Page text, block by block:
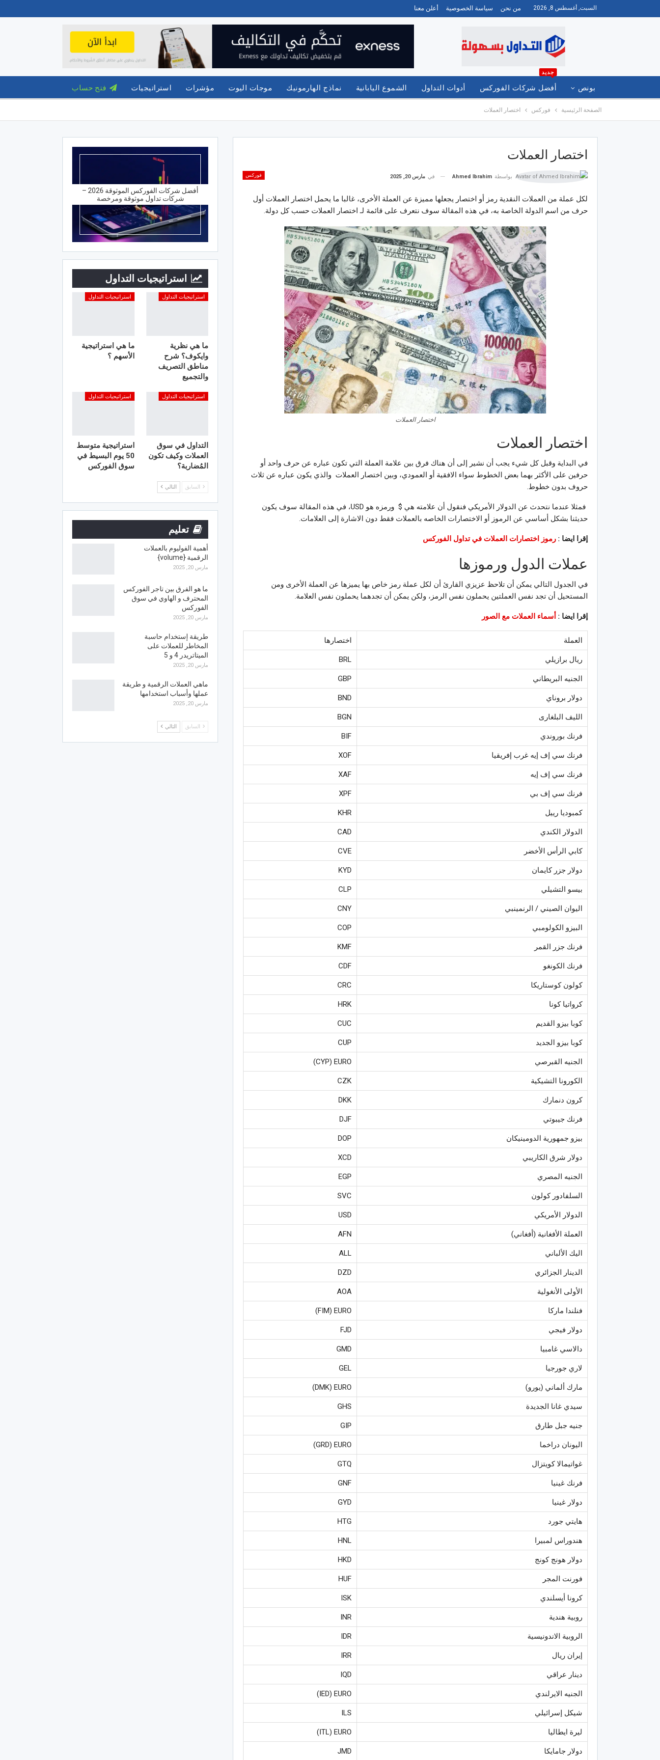
السبت, أغسطس 8, 2026 من نحن سياسة الخصوصية أعلن معنا
بونص أفضل شركات الفوركس
جديد
أدوات التداول الشموع اليابانية نماذج الهارمونيك موجات اليوت مؤشرات استراتيجيات فتح حساب
العربية
الصفحة الرئيسية فوركس اختصار العملات
اختصار العملات
فوركس بواسطة Ahmed Ibrahim في مارس 20, 2025
لكل عملة من العملات النقدية رمز أو اختصار يجعلها مميزة عن العملة الأخرى، غالبا ما يحمل اختصار العملات أول
حرف من اسم الدولة الخاصة به، في هذه المقالة سوف نتعرف على قائمة لـ اختصار العملات حسب كل دولة.
اختصار العملات
اختصار العملات
في البداية وقبل كل شيء يجب أن نشير إلى أن هناك فرق بين علامة العملة التي تكون عباره عن حرف واحد أو
حرفين على الأكثر بهما بعض الخطوط سواء الافقية أو العمودي، وبين اختصار العملات والذي يكون عباره عن ثلاث
حروف بدون خطوط.
فمثلا عندما نتحدث عن الدولار الأمريكي فنقول أن علامته هي $ ورمزه هو USD، في هذه المقالة سوف يكون
حديثنا بشكل أساسي عن الرموز أو الاختصارات الخاصه بالعملات فقط دون الاشارة إلى العلامات.
إقرا ايضا : رموز اختصارات العملات في تداول الفوركس
عملات الدول ورموزها
في الجدول التالي يمكن أن تلاحظ عزيزي القارئ أن لكل عملة رمز خاص بها يميزها عن العملة الأخرى ومن
المستحيل أن تجد نفس العملتين يحملون نفس الرمز، ولكن يمكن أن تجدهما يحملون نفس العلامة.
إقرا ايضا : أسماء العملات مع الصور
العملة اختصارها
ريال برازيلي BRL
الجنيه البريطاني GBP
دولار بروناي BND
الليف البلغارى BGN
فرنك بوروندي BIF
فرنك سي إف إيه غرب إفريقيا XOF
فرنك سي إف إيه XAF
فرنك سي إف بي XPF
كمبوديا رييل KHR
الدولار الكندي CAD
كابي الرأس الأخضر CVE
دولار جزر كايمان KYD
بيسو التشيلي CLP
اليوان الصيني / الرنمينبي CNY
البيزو الكولومبي COP
فرنك جزر القمر KMF
فرنك الكونغو CDF
كولون كوستاريكا CRC
كرواتيا كونا HRK
كوبا بيزو القديم CUC
كوبا بيزو الجديد CUP
الجنيه القبرصي CYP) EURO)
الكورونا التشيكية CZK
كرون دنمارك DKK
فرنك جيبوتي DJF
بيزو جمهورية الدومينيكان DOP
دولار شرق الكاريبي XCD
الجنيه المصري EGP
السلفادور كولون SVC
الدولار الأمريكي USD
العملة الأفغانية (أفغاني) AFN
اليك الألباني ALL
الدينار الجزائري DZD
الأولى الأنغولية AOA
فنلندا ماركا FIM) EURO)
دولار فيجي FJD
دالاسي غامبيا GMD
لاري جورجيا GEL
مارك ألماني (يورو) DMK) EURO)
سيدي غانا الجديدة GHS
جنيه جبل طارق GIP
اليونان دراخما GRD) EURO)
غواتيمالا كويتزال GTQ
فرنك غينيا GNF
دولار غينيا GYD
هايتي جورد HTG
هندوراس لمبيرا HNL
دولار هونج كونج HKD
فورنت المجر HUF
كرونا أيسلندي ISK
روبية هندية INR
الروبية الاندونيسية IDR
إيران ريال IRR
دينار عراقي IQD
الجنيه الايرلندي IED) EURO)
شيكل إسرائيلي ILS
ليرة ايطاليا ITL) EURO)
دولار جامايكا JMD
أفضل شركات الفوركس الموثوقة 2026 –
شركات تداول موثوقة ومرخصة
استراتيجيات التداول
استراتيجيات التداول
ما هي نظرية
وايكوف؟ شرح
مناطق التصريف
والتجميع
استراتيجيات التداول
ما هي استراتيجية
الأسهم ؟
استراتيجيات التداول
التداول في سوق
العملات وكيف تكون
المُضاربة؟
استراتيجيات التداول
استراتيجية متوسط
50 يوم البسيط في
سوق الفوركس
السابق التالي
تعليم
أهمية الفوليوم بالعملات
الرقمية {volume}
مارس 20, 2025
ما هو الفرق بين تاجر الفوركس
المحترف و الهاوي في سوق
الفوركس
مارس 20, 2025
طريقة إستخدام حاسبة
المخاطر للعملات على
الميتاتريدر 4 و 5
مارس 20, 2025
ماهي العملات الرقمية و طريقة
عملها وأسباب استخدامها
مارس 20, 2025
السابق التالي